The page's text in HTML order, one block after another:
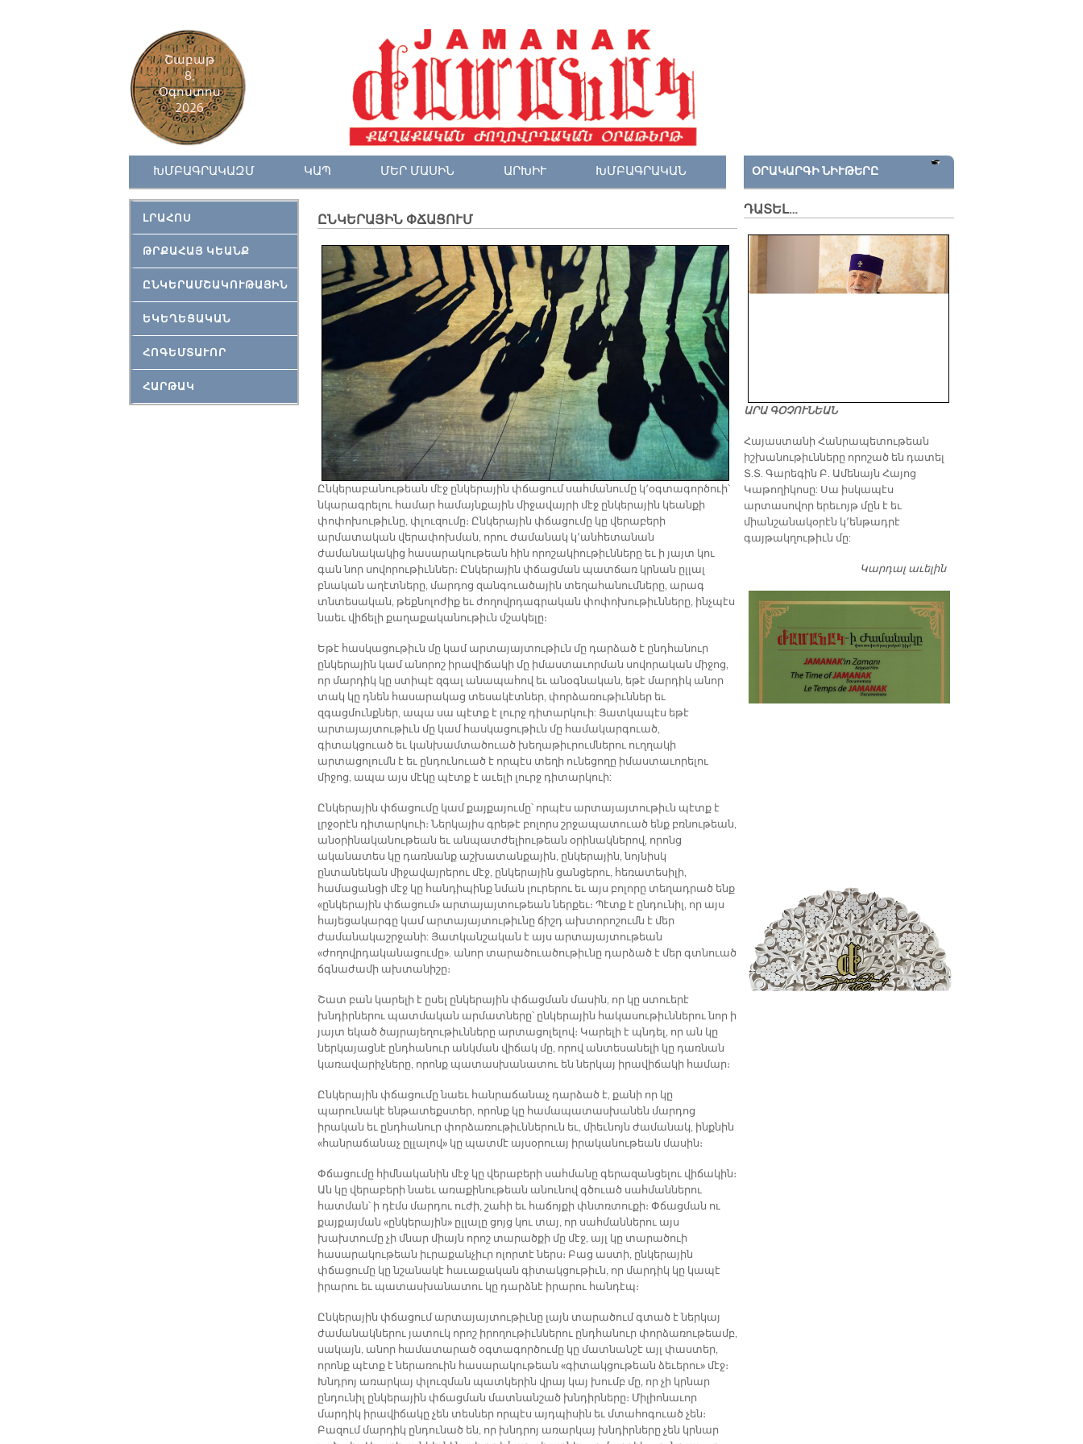
Շաբաթ
8,
Օգոստոս
2026
ԽՄԲԱԳՐԱԿԱԶՄ ԿԱՊ ՄԵՐ ՄԱՍԻՆ ԱՐԽԻՒ ԽՄԲԱԳՐԱԿԱՆ
ԼՐԱՀՈՍ
ԹՐՔԱՀԱՅ ԿԵԱՆՔ
ԸՆԿԵՐԱՄՇԱԿՈՒԹԱՅԻՆ
ԵԿԵՂԵՑԱԿԱՆ
ՀՈԳԵՄՏԱՒՈՐ
ՀԱՐԹԱԿ
ԸՆԿԵՐԱՅԻՆ ՓՃԱՑՈՒՄ
Ընկերաբանութեան մէջ ընկերային փճացում սահմանումը կ՚օգտագործուի՝
նկարագրելու համար համայնքային միջավայրի մէջ ընկերային կեանքի
փոփոխութիւնը, փլուզումը։ Ընկերային փճացումը կը վերաբերի
արմատական վերափոխման, որու ժամանակ կ՚անհետանան
ժամանակակից հասարակութեան հին որոշակիութիւնները եւ ի յայտ կու
գան նոր սովորութիւններ։ Ընկերային փճացման պատճառ կրնան ըլլալ
բնական աղէտները, մարդոց զանգուածային տեղահանումները, արագ
տնտեսական, թեքնոլոժիք եւ ժողովրդագրական փոփոխութիւնները, ինչպէս
նաեւ վիճելի քաղաքականութիւն մշակելը։
Եթէ հասկացութիւն մը կամ արտայայտութիւն մը դարձած է ընդհանուր
ընկերային կամ անորոշ իրավիճակի մը իմաստաւորման սովորական միջոց,
որ մարդիկ կը ստիպէ զգալ անապահով եւ անօգնական, եթէ մարդիկ անոր
տակ կը դնեն հասարակաց տեսակէտներ, փորձառութիւններ եւ
զգացմունքներ, ապա սա պէտք է լուրջ դիտարկուի: Յատկապէս եթէ
արտայայտութիւն մը կամ հասկացութիւն մը համակարգուած,
գիտակցուած եւ կանխամտածուած խեղաթիւրումներու ուղղակի
արտացոլումն է եւ ընդունուած է որպէս տեղի ունեցողը իմաստաւորելու
միջոց, ապա այս մէկը պէտք է աւելի լուրջ դիտարկուի:
Ընկերային փճացումը կամ քայքայումը՝ որպէս արտայայտութիւն պէտք է
լրջօրէն դիտարկուի։ Ներկայիս գրեթէ բոլորս շրջապատուած ենք բռնութեան,
անօրինականութեան եւ անպատժելիութեան օրինակներով, որոնց
ականատես կը դառնանք աշխատանքային, ընկերային, նոյնիսկ
ընտանեկան միջավայրերու մէջ, ընկերային ցանցերու, հեռատեսիլի,
համացանցի մէջ կը հանդիպինք նման լուրերու եւ այս բոլորը տեղադրած ենք
«ընկերային փճացում» արտայայտութեան ներքեւ։ Պէտք է ընդունիլ, որ այս
հայեցակարգը կամ արտայայտութիւնը ճիշդ ախտորոշումն է մեր
ժամանակաշրջանի: Յատկանշական է այս արտայայտութեան
«ժողովրդականացումը». անոր տարածուածութիւնը դարձած է մեր գտնուած
ճգնաժամի ախտանիշը։
Շատ բան կարելի է ըսել ընկերային փճացման մասին, որ կը ստուերէ
խնդիրներու պատմական արմատները՝ ընկերային հակասութիւններու նոր ի
յայտ եկած ծայրայեղութիւնները արտացոլելով։ Կարելի է պնդել, որ ան կը
ներկայացնէ ընդհանուր անկման վիճակ մը, որով անտեսանելի կը դառնան
կառավարիչները, որոնք պատասխանատու են ներկայ իրավիճակի համար։
Ընկերային փճացումը նաեւ հանրաճանաչ դարձած է, քանի որ կը
պարունակէ ենթատեքստեր, որոնք կը համապատասխանեն մարդոց
իրական եւ ընդհանուր փորձառութիւններուն եւ, միեւնոյն ժամանակ, ինքնին
«հանրաճանաչ ըլլալով» կը պատմէ այսօրուայ իրականութեան մասին։
Փճացումը հիմնականին մէջ կը վերաբերի սահմանը գերազանցելու վիճակին։
Ան կը վերաբերի նաեւ առաքինութեան անունով գծուած սահմաններու
հատման՝ ի դէմս մարդու ուժի, շահի եւ հաճոյքի փնտռտուքի։ Փճացման ու
քայքայման «ընկերային» ըլլալը ցոյց կու տայ, որ սահմաններու այս
խախտումը չի մնար միայն որոշ տարածքի մը մէջ, այլ կը տարածուի
հասարակութեան իւրաքանչիւր ոլորտէ ներս։ Բաց աստի, ընկերային
փճացումը կը նշանակէ հաւաքական գիտակցութիւն, որ մարդիկ կը կապէ
իրարու եւ պատասխանատու կը դարձնէ իրարու հանդէպ։
Ընկերային փճացում արտայայտութիւնը լայն տարածում գտած է ներկայ
ժամանակներու յատուկ որոշ իրողութիւններու ընդհանուր փորձառութեամբ,
սակայն, անոր համատարած օգտագործումը կը մատնանշէ այլ փաստեր,
որոնք պէտք է ներառուին հասարակութեան «գիտակցութեան ձեւերու» մէջ։
Խնդրոյ առարկայ փլուզման պատկերին վրայ կայ խումբ մը, որ չի կրնար
ընդունիլ ընկերային փճացման մատնանշած խնդիրները։ Միլիոնաւոր
մարդիկ իրավիճակը չեն տեսներ որպէս այդպիսին եւ մտահոգուած չեն։
Բազում մարդիկ ընդունած են, որ խնդրոյ առարկայ խնդիրները չեն կրնար
ՕՐԱԿԱՐԳԻ ՆԻՒԹԵՐԸ
ԴԱՏԵԼ…
ԱՐԱ ԳՕՉՈՒՆԵԱՆ
​Հայաստանի Հանրապետութեան
իշխանութիւնները որոշած են դատել
Տ.Տ. Գարեգին Բ. Ամենայն Հայոց
Կաթողիկոսը: Սա իսկապէս
արտասովոր երեւոյթ մըն է եւ
միանշանակօրէն կ՚ենթադրէ
գայթակղութիւն մը:
Կարդալ աւելինԴատել…